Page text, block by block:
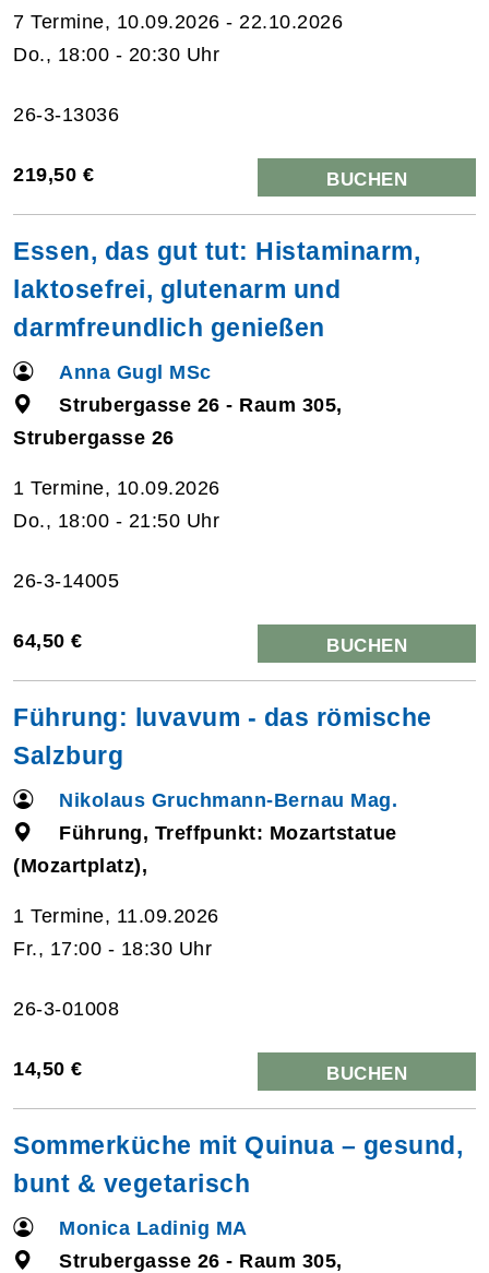
7 Termine, 10.09.2026 - 22.10.2026
Do., 18:00 - 20:30 Uhr
26-3-13036
219,50 € BUCHEN
Essen, das gut tut: Histaminarm,
laktosefrei, glutenarm und
darmfreundlich genießen
Anna Gugl MSc
Strubergasse 26 - Raum 305,
Strubergasse 26
1 Termine, 10.09.2026
Do., 18:00 - 21:50 Uhr
26-3-14005
64,50 € BUCHEN
Führung: luvavum - das römische
Salzburg
Nikolaus Gruchmann-Bernau Mag.
Führung, Treffpunkt: Mozartstatue
(Mozartplatz),
1 Termine, 11.09.2026
Fr., 17:00 - 18:30 Uhr
26-3-01008
14,50 € BUCHEN
Sommerküche mit Quinua – gesund,
bunt & vegetarisch
Monica Ladinig MA
Strubergasse 26 - Raum 305,